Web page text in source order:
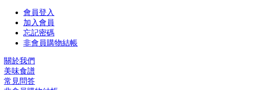
會員登入
加入會員
忘記密碼
非會員購物結帳
關於我們
美味食譜
常見問答